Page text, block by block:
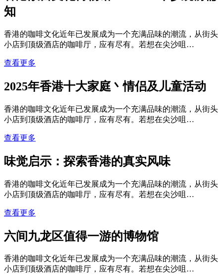
知
香港的咖啡文化近年已发展成为一个充满品味的潮流，从街头
小店到顶级酒店的咖啡厅，应有尽有。若想在尖沙咀…
查看更多
2025年香港十大家庭丶情侣及儿童活动
香港的咖啡文化近年已发展成为一个充满品味的潮流，从街头
小店到顶级酒店的咖啡厅，应有尽有。若想在尖沙咀…
查看更多
味觉启示：探索香港的真实风味
香港的咖啡文化近年已发展成为一个充满品味的潮流，从街头
小店到顶级酒店的咖啡厅，应有尽有。若想在尖沙咀…
查看更多
六间九龙区值得一游的博物馆
香港的咖啡文化近年已发展成为一个充满品味的潮流，从街头
小店到顶级酒店的咖啡厅，应有尽有。若想在尖沙咀…